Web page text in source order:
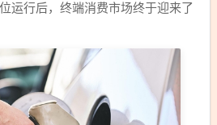
运行后，终端消费市场终于迎来了